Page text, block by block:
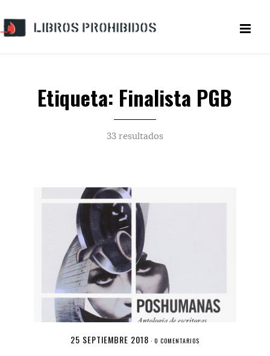
Etiqueta: Finalista PGB
33 resultados
25 SEPTIEMBRE 2018 · 0 COMENTARIOS